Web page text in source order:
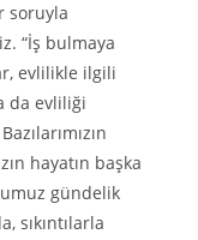
soruyla
“İş bulmaya
evlilikle ilgili
da evliliği
hayatın başka
gündelik
sıkıntılarla